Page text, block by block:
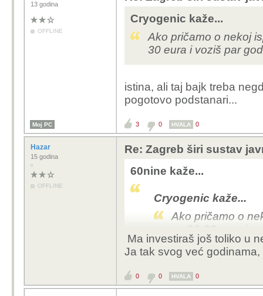
13 godina
OFFLINE
Cryogenic kaže...
Ako pričamo o nekoj
30 eura i voziš par
istina, ali taj bajk treba
pogotovo podstanari...
Moj PC 3 0 HVALA 0
Hazar
15 godina
OFFLINE
Re: Zagreb širi sustav
60nine kaže...
Cryogenic kaže...
Ako pričamo o
za 20-30 eura i
gradu - pogotovo
Ma investiraš još toliko u
Ja tak svog već godinama,
0 0 HVALA 0